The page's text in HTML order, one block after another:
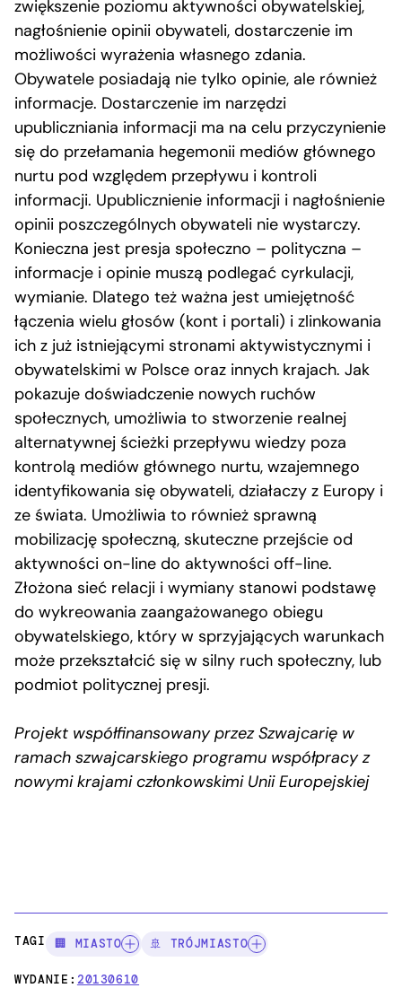
zwiększenie poziomu aktywności obywatelskiej,
nagłośnienie opinii obywateli, dostarczenie im
możliwości wyrażenia własnego zdania.
Obywatele posiadają nie tylko opinie, ale również
informacje. Dostarczenie im narzędzi
upubliczniania informacji ma na celu przyczynienie
się do przełamania hegemonii mediów głównego
nurtu pod względem przepływu i kontroli
informacji. Upublicznienie informacji i nagłośnienie
opinii poszczególnych obywateli nie wystarczy.
Konieczna jest presja społeczno – polityczna –
informacje i opinie muszą podlegać cyrkulacji,
wymianie. Dlatego też ważna jest umiejętność
łączenia wielu głosów (kont i portali) i zlinkowania
ich z już istniejącymi stronami aktywistycznymi i
obywatelskimi w Polsce oraz innych krajach. Jak
pokazuje doświadczenie nowych ruchów
społecznych, umożliwia to stworzenie realnej
alternatywnej ścieżki przepływu wiedzy poza
kontrolą mediów głównego nurtu, wzajemnego
identyfikowania się obywateli, działaczy z Europy i
ze świata. Umożliwia to również sprawną
mobilizację społeczną, skuteczne przejście od
aktywności on-line do aktywności off-line.
Złożona sieć relacji i wymiany stanowi podstawę
do wykreowania zaangażowanego obiegu
obywatelskiego, który w sprzyjających warunkach
może przekształcić się w silny ruch społeczny, lub
podmiot politycznej presji.
Projekt współfinansowany przez Szwajcarię w
ramach szwajcarskiego programu współpracy z
nowymi krajami członkowskimi Unii Europejskiej
TAGI: 🏢 MIASTO 🚢 TRÓJMIASTO
WYDANIE:20130610